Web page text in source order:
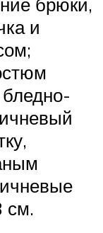
и
бледно-
см.